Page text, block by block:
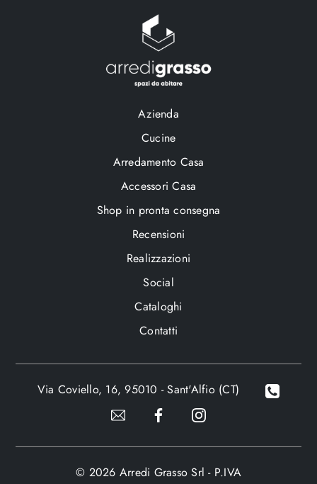
Azienda
Cucine
Arredamento Casa
Accessori Casa
Shop in pronta consegna
Recensioni
Realizzazioni
Social
Cataloghi
Contatti
Via Coviello, 16, 95010 - Sant'Alfio (CT)
© 2026 Arredi Grasso Srl - P.IVA